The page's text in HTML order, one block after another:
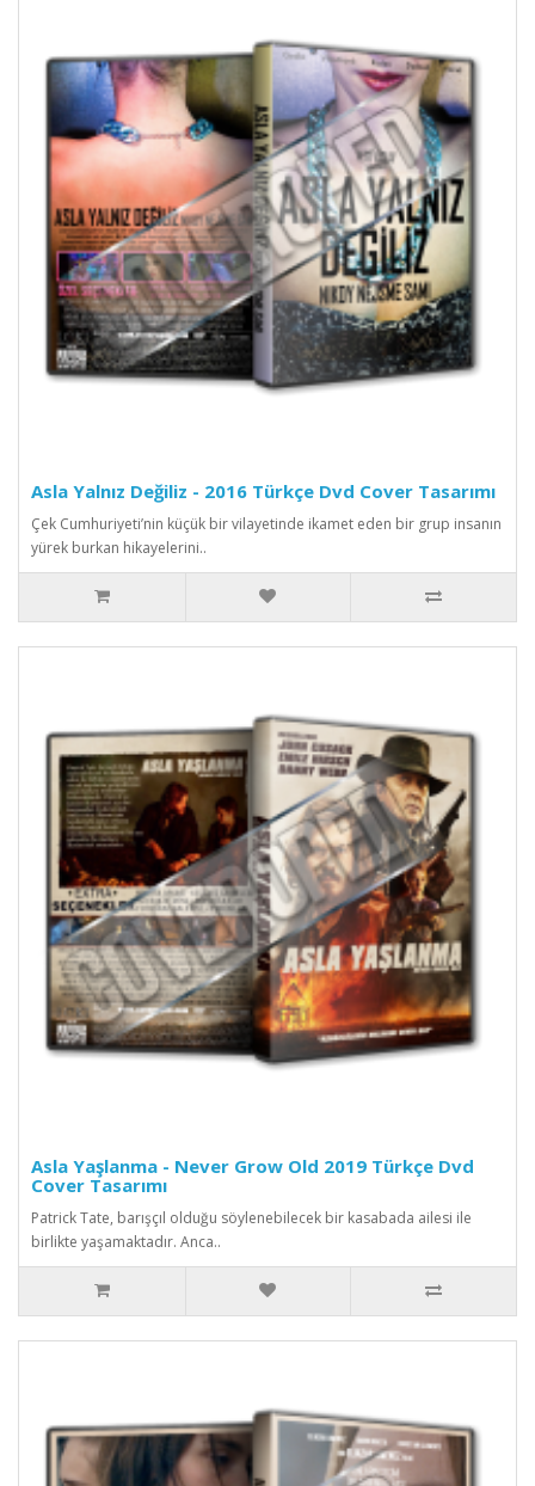
Asla Yalnız Değiliz - 2016 Türkçe Dvd Cover Tasarımı
Çek Cumhuriyeti’nin küçük bir vilayetinde ikamet eden bir grup insanın
yürek burkan hikayelerini..
Asla Yaşlanma - Never Grow Old 2019 Türkçe Dvd
Cover Tasarımı
Patrick Tate, barışçıl olduğu söylenebilecek bir kasabada ailesi ile
birlikte yaşamaktadır. Anca..